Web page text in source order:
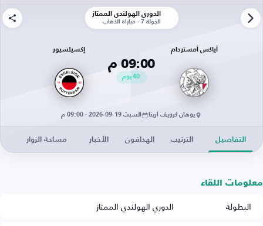
الدوري الهولندي الممتاز
الجولة 7 - مباراة الذهاب
أياكس أمستردام
09:00 م
40يوم
إكسيلسيور
يوهان كرويف أرينا السبت 19-09-2026 · 09:00 م
التفاصيل الترتيب الهدافون الأخبار مساحة الزوار
معلومات اللقاء
البطولة
الدوري الهولندي الممتاز